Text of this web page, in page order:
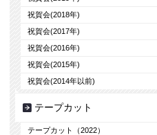
祝賀会(2018年)
祝賀会(2017年)
祝賀会(2016年)
祝賀会(2015年)
祝賀会(2014年以前)
テープカット
テープカット（2022）